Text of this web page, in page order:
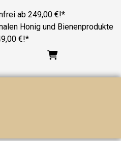
ab 249,00 €!*
Honig und Bienenprodukte
€!*